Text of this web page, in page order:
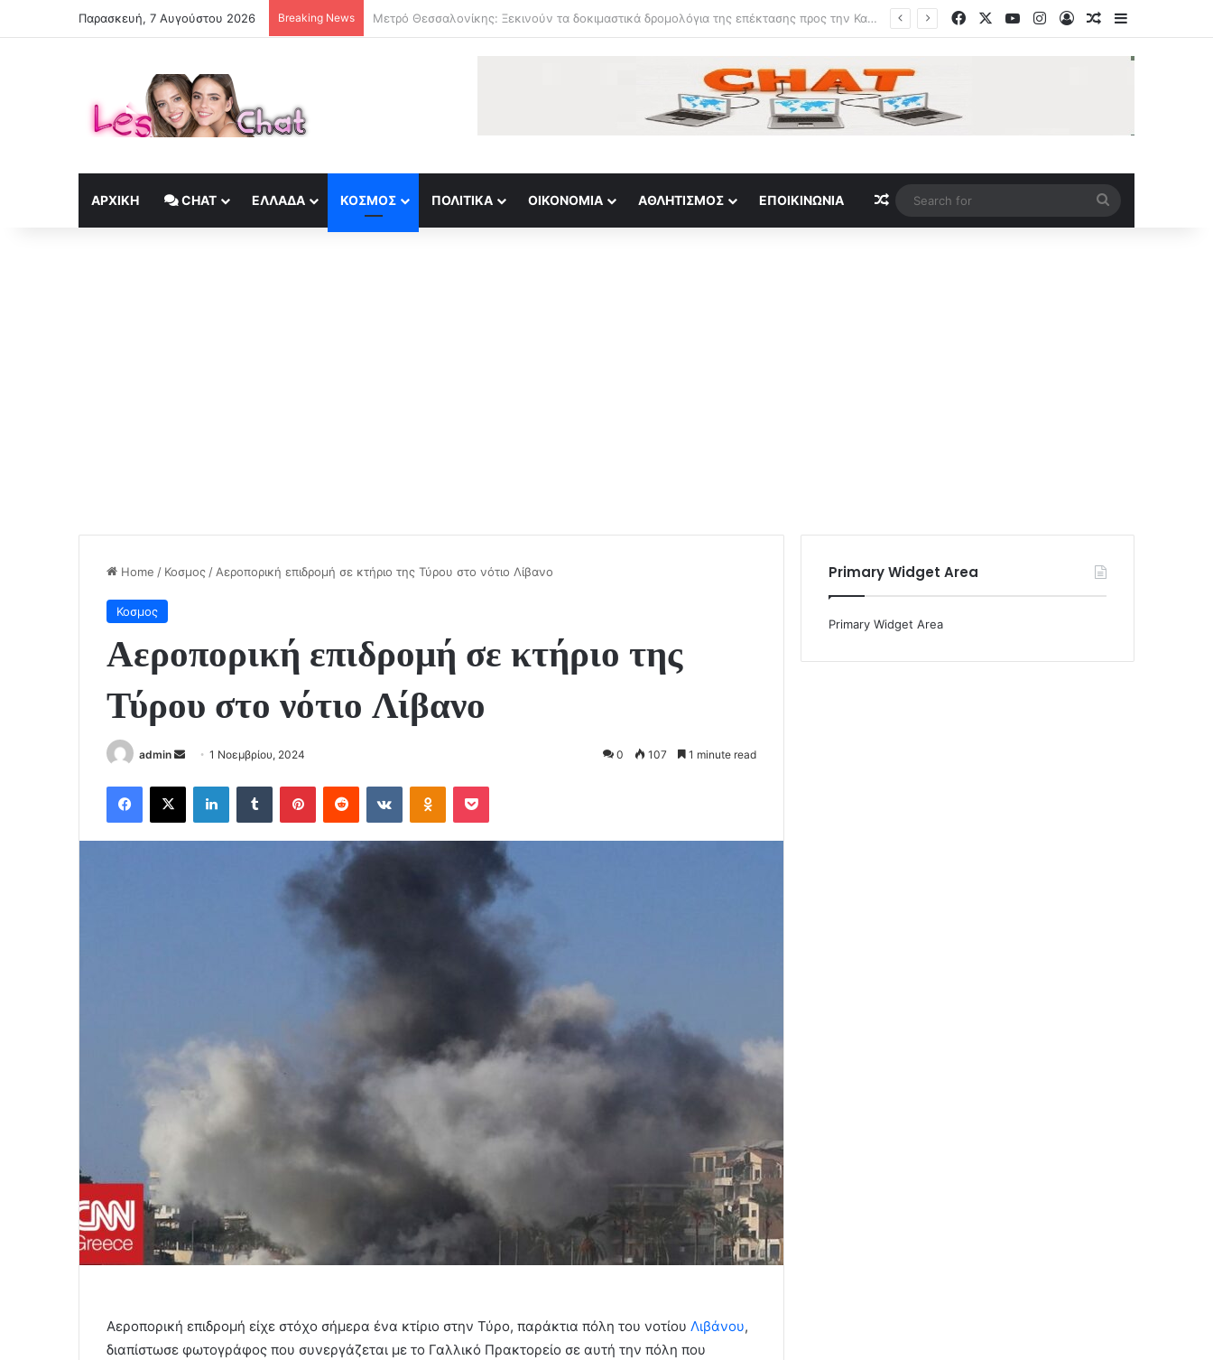
Παρασκευή, 7 Αυγούστου 2026 Breaking News Τραμπ για Ιράν: «Πιστεύω ότι ο πόλεμος θα τελειώσει αρκετά σύντομα» – Τι είπε για το Ορμούζ FacebookYouTubeInstagram
Log InRandom Article
Sidebar
ΑΡΧΙΚΉ CHAT ΕΛΛΆΔΑ ΚΟΣΜΟΣ ΠΟΛΙΤΙΚΆ ΟΙΚΟΝΟΜΊΑ ΑΘΛΗΤΙΣΜΌΣ ΕΠΟΙΚΙΝΩΝΊΑ Random Article
for
Home / Κοσμος / Αεροπορική επιδρομή σε κτήριο της Τύρου στο νότιο Λίβανο
Κοσμος
Αεροπορική επιδρομή σε κτήριο της
Τύρου στο νότιο Λίβανο
admin
Send
email
1 Νοεμβρίου, 2024 0 107 1 minute read
Facebook
X LinkedInTumblr PinterestReddit VKontakteOdnoklassniki
Pocket
Αεροπορική επιδρομή είχε στόχο σήμερα ένα κτίριο στην Τύρο, παράκτια πόλη του νοτίου Λιβάνου,
διαπίστωσε φωτογράφος που συνεργάζεται με το Γαλλικό Πρακτορείο σε αυτή την πόλη που
Primary Widget Area
Primary Widget Area